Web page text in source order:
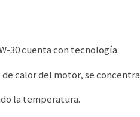
30 cuenta con tecnología
calor del motor, se concentra
la temperatura.